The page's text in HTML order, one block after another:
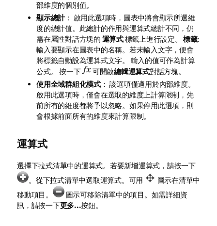
部維度的個別值。
顯示總計： 啟用此選項時，圖表中將會顯示所選維
度的總計值。此總計的作用與運算式總計不同，仍
需在屬性對話方塊的 運算式標籤上進行設定。標籤:
輸入要顯示在圖表中的名稱。若未輸入文字，便會
將標籤自動設為運算式文字。 輸入的值可作為計算
公式。 按一下
可開啟編輯運算式對話方塊。
使用全域群組化模式： 該選項僅適用於內部維度。
啟用此選項時，僅會在選取的維度上計算限制，先
前所有的維度都將予以忽略。如果停用此選項，則
會根據前面所有的維度來計算限制。
運算式
選擇下拉式清單中的運算式。若要新增運算式，請按一下
。從下拉式清單中選取運算式。可用
圖示在清單中
移動項目。
圖示可移除清單中的項目。如需詳細資
訊，請按一下更多...按鈕。